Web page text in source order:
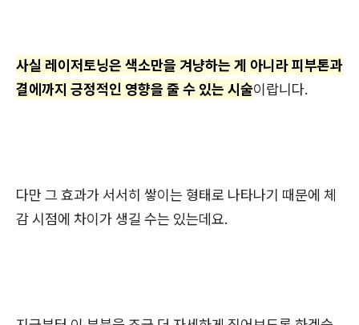
사실 레이저토닝은 색소만을 겨냥하는 게 아니라 피부톤과
결에까지 긍정적인 영향을 줄 수 있는 시술이랍니다.
다만 그 효과가 서서히 쌓이는 형태로 나타나기 때문에 체
감 시점에 차이가 생길 수는 있는데요.